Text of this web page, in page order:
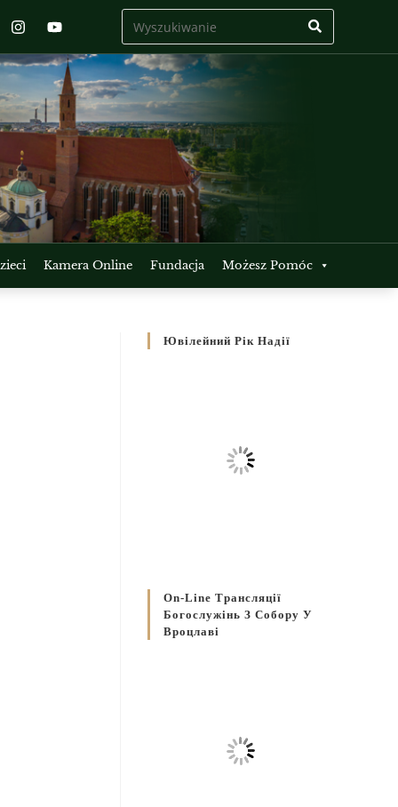
Kamera Online Fundacja Możesz Pomóc
Ювілейний Рік Надії
On-Line Трансляції
Богослужінь З Собору У
Вроцлаві